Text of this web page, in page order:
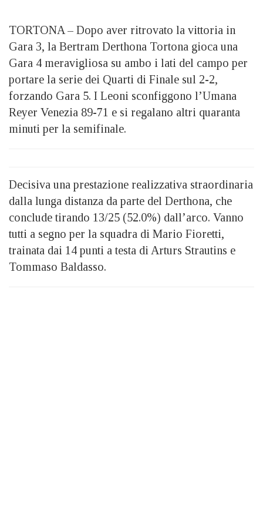
TORTONA – Dopo aver ritrovato la vittoria in
Gara 3, la Bertram Derthona Tortona gioca una
Gara 4 meravigliosa su ambo i lati del campo per
portare la serie dei Quarti di Finale sul 2-2,
forzando Gara 5. I Leoni sconfiggono l’Umana
Reyer Venezia 89-71 e si regalano altri quaranta
minuti per la semifinale.
Decisiva una prestazione realizzativa straordinaria
dalla lunga distanza da parte del Derthona, che
conclude tirando 13/25 (52.0%) dall’arco. Vanno
tutti a segno per la squadra di Mario Fioretti,
trainata dai 14 punti a testa di Arturs Strautins e
Tommaso Baldasso.